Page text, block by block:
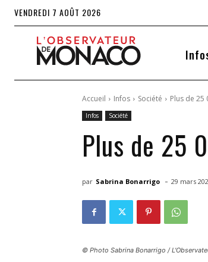
VENDREDI 7 AOÛT 2026
Accueil Infos Société Plus de 25
Infos Société
Plus de 25
par Sabrina Bonarrigo - 29 mars
© Photo Sabrina Bonarrigo /